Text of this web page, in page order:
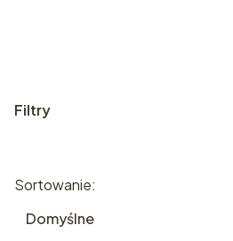
Filtry
Lista
Sortowanie:
Domyślne